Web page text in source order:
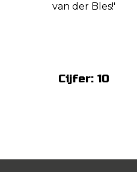
van der Bles!'
Cijfer: 10